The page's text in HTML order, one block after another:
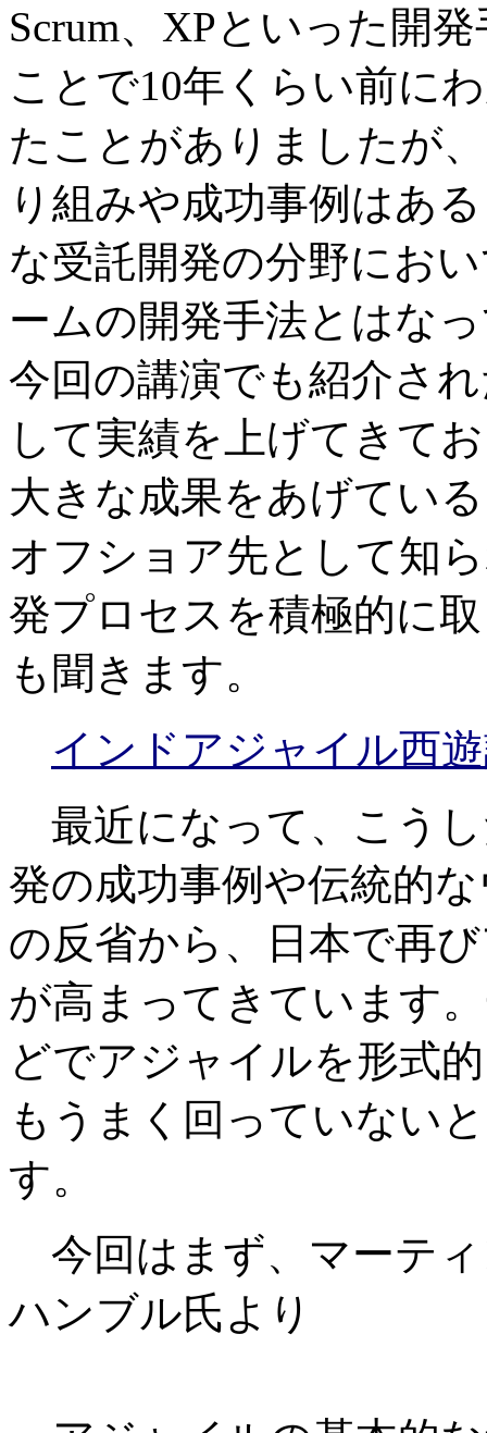
Scrum、XPといった開
ことで10年くらい前に
たことがありましたが
り組みや成功事例はあ
な受託開発の分野にお
ームの開発手法とはな
今回の講演でも紹介さ
して実績を上げてきて
大きな成果をあげてい
オフショア先として知
発プロセスを積極的に
も聞きます。
インドアジャイル西
最近になって、こう
発の成功事例や伝統的
の反省から、日本で再
が高まってきています
どでアジャイルを形式
もうまく回っていない
す。
今回はまず、マーテ
ハンブル氏より